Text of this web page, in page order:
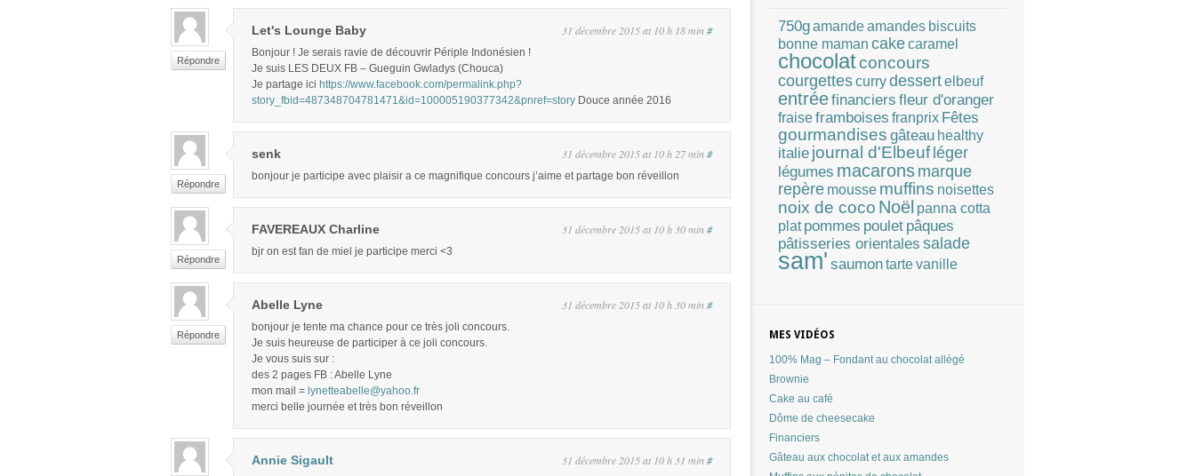
Répondre
Let's Lounge Baby 31 décembre 2015 at 10 h 18 min #
Bonjour ! Je serais ravie de découvrir Périple Indonésien !
Je suis LES DEUX FB – Gueguin Gwladys (Chouca)
Je partage ici https://www.facebook.com/permalink.php?
story_fbid=487348704781471&id=100005190377342&pnref=story Douce année 2016
Répondre
senk 31 décembre 2015 at 10 h 27 min #
bonjour je participe avec plaisir a ce magnifique concours j’aime et partage bon réveillon
Répondre
FAVEREAUX Charline 31 décembre 2015 at 10 h 30 min #
bjr on est fan de miel je participe merci <3
Répondre
Abelle Lyne 31 décembre 2015 at 10 h 30 min #
bonjour je tente ma chance pour ce très joli concours.
Je suis heureuse de participer à ce joli concours.
Je vous suis sur :
des 2 pages FB : Abelle Lyne
mon mail = lynetteabelle@yahoo.fr
merci belle journée et très bon réveillon
Annie Sigault 31 décembre 2015 at 10 h 31 min #
750gamandeamandes biscuits
bonne maman cakecaramel
chocolatconcours
courgettescurrydessertelbeuf
entréefinanciers fleur d'oranger
fraiseframboises franprix Fêtes
gourmandises gâteau healthy
italie journal d'Elbeuf léger
légumes macarons marque
repère mousse muffins noisettes
noix de coco Noël panna cotta
plat pommes poulet pâques
pâtisseries orientales salade
sam' saumontartevanille
MES VIDÉOS
100% Mag – Fondant au chocolat allégé
Brownie
Cake au café
Dôme de cheesecake
Financiers
Gâteau aux chocolat et aux amandes